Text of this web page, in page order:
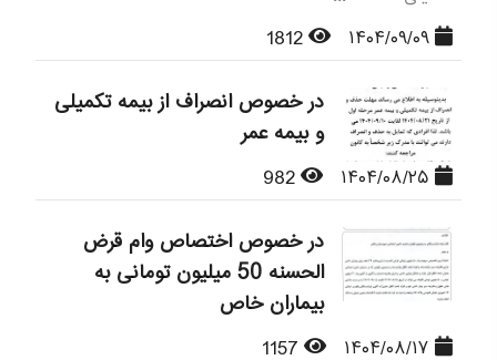
در خصوص انصراف از بیمه تکمیلی
و بیمه عمر
در خصوص اختصاص وام قرض
الحسنه 50 میلیون تومانی به
بیماران خاص